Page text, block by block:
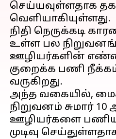
செய்யவுள்ளதாக
வெளியாகியுள்ளது.
நிதி நெருக்கடி
உள்ள பல
ஊழியர்களின்
குறைக்க பணி
வருகிறது.
அந்த வகையில்,
நிறுவனம் சுமார் 10
ஊழியர்களை
முடிவு